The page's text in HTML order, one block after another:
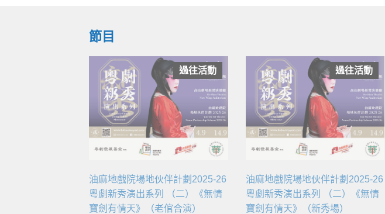
節目
過往活動
油麻地戲院場地伙伴計劃2025-26
粵劇新秀演出系列 （二）《無情
寶劍有情天》（老倌合演）
過往活動
油麻地戲院場地伙伴計劃2025-26
粵劇新秀演出系列 （二）《無情
寶劍有情天》（新秀場）